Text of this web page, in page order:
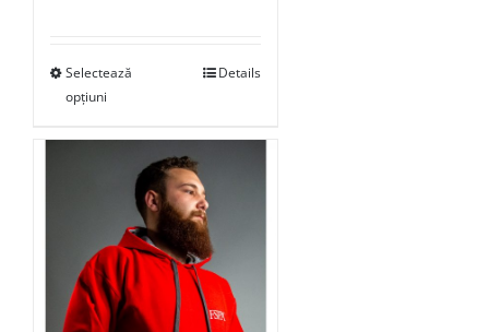
Selectează
opțiuni
Details